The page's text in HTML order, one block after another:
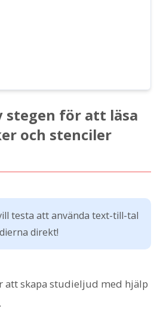
stegen för att läsa
och stenciler
testa att använda text-till-tal
direkt!
att skapa studieljud med hjälp
.